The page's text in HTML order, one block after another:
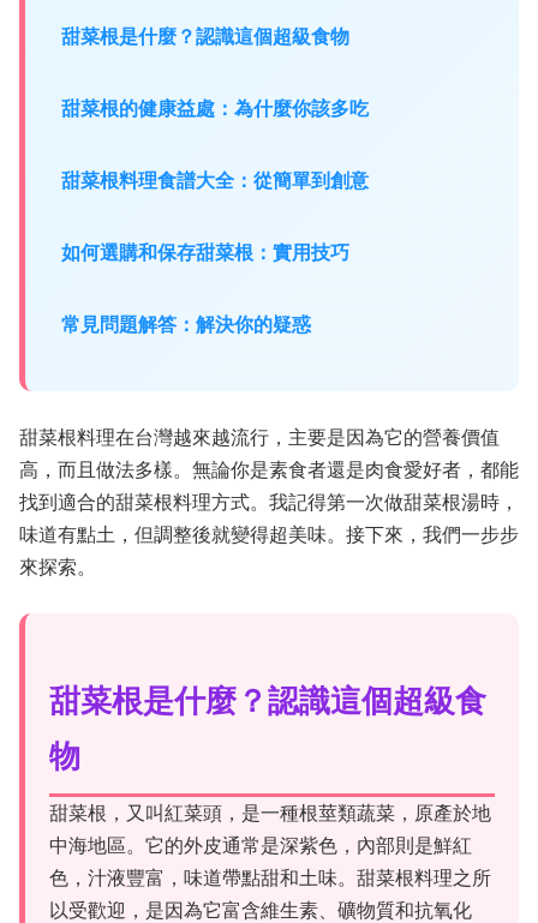
甜菜根是什麼？認識這個超級食物
甜菜根的健康益處：為什麼你該多吃
甜菜根料理食譜大全：從簡單到創意
如何選購和保存甜菜根：實用技巧
常見問題解答：解決你的疑惑
甜菜根料理在台灣越來越流行，主要是因為它的營養價值
高，而且做法多樣。無論你是素食者還是肉食愛好者，都能
找到適合的甜菜根料理方式。我記得第一次做甜菜根湯時，
味道有點土，但調整後就變得超美味。接下來，我們一步步
來探索。
甜菜根是什麼？認識這個超級食
物
甜菜根，又叫紅菜頭，是一種根莖類蔬菜，原產於地
中海地區。它的外皮通常是深紫色，內部則是鮮紅
色，汁液豐富，味道帶點甜和土味。甜菜根料理之所
以受歡迎，是因為它富含維生素、礦物質和抗氧化